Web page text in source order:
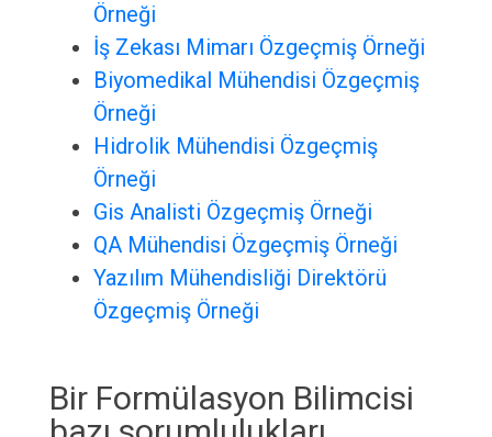
Örneği
İş Zekası Mimarı Özgeçmiş Örneği
Biyomedikal Mühendisi Özgeçmiş
Örneği
Hidrolik Mühendisi Özgeçmiş
Örneği
Gis Analisti Özgeçmiş Örneği
QA Mühendisi Özgeçmiş Örneği
Yazılım Mühendisliği Direktörü
Özgeçmiş Örneği
Bir Formülasyon Bilimcisi